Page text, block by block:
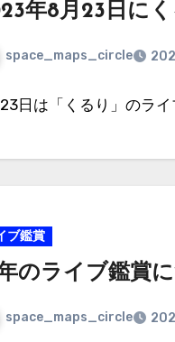
年8月23日に
space_maps_circle
日は「くるり」のラ
ブ鑑賞
のライブ鑑賞
space_maps_circle